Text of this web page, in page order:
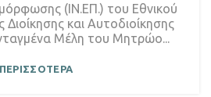
(ΙΝ.ΕΠ.) του Εθνικού
και Αυτοδιοίκησης
Μέλη του Μητρώο...
ΠΕΡΙΣΣΟΤΕΡΑ